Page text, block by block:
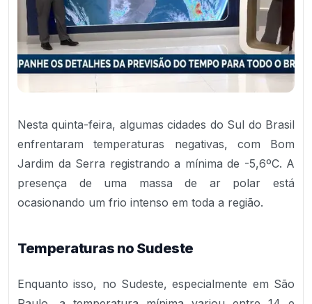
Nesta quinta-feira, algumas cidades do Sul do Brasil
enfrentaram temperaturas negativas, com Bom
Jardim da Serra registrando a mínima de -5,6ºC. A
presença de uma massa de ar polar está
ocasionando um frio intenso em toda a região.
Temperaturas no Sudeste
Enquanto isso, no Sudeste, especialmente em São